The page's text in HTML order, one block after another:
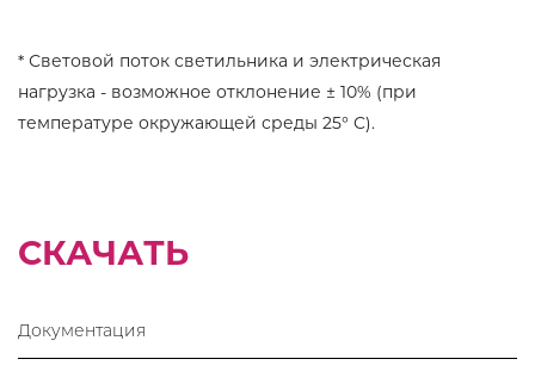
* Световой поток светильника и электрическая
нагрузка - возможное отклонение ± 10% (при
температуре окружающей среды 25° C).
СКАЧАТЬ
Документация